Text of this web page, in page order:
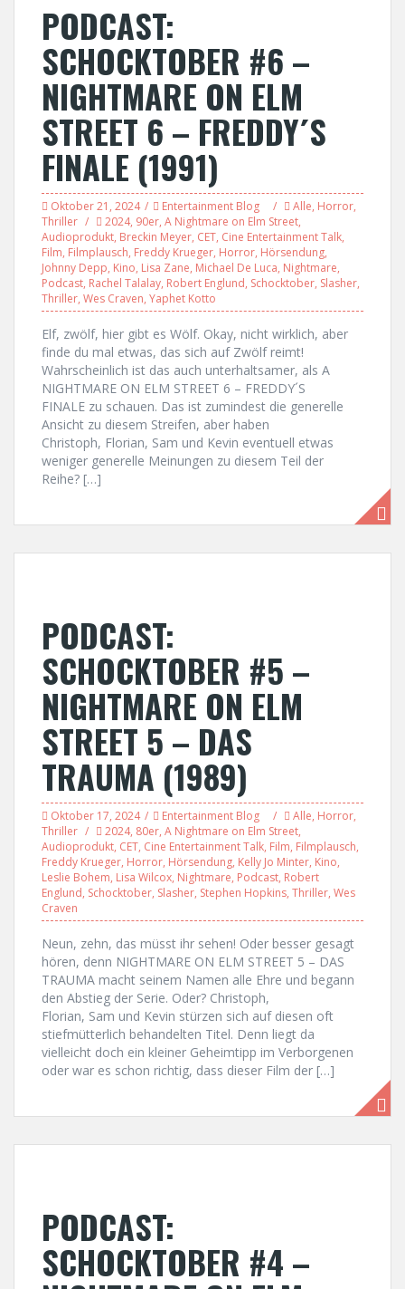
PODCAST:
SCHOCKTOBER #6 –
NIGHTMARE ON ELM
STREET 6 – FREDDY´S
FINALE (1991)
Oktober 21, 2024 Entertainment Blog Alle, Horror,
Thriller
2024, 90er, A Nightmare on Elm Street,
Audioprodukt, Breckin Meyer, CET, Cine Entertainment Talk,
Film, Filmplausch, Freddy Krueger, Horror, Hörsendung,
Johnny Depp, Kino, Lisa Zane, Michael De Luca, Nightmare,
Podcast, Rachel Talalay, Robert Englund, Schocktober, Slasher,
Thriller, Wes Craven, Yaphet Kotto
Elf, zwölf, hier gibt es Wölf. Okay, nicht wirklich, aber
finde du mal etwas, das sich auf Zwölf reimt!
Wahrscheinlich ist das auch unterhaltsamer, als A
NIGHTMARE ON ELM STREET 6 – FREDDY´S
FINALE zu schauen. Das ist zumindest die generelle
Ansicht zu diesem Streifen, aber haben
Christoph, Florian, Sam und Kevin eventuell etwas
weniger generelle Meinungen zu diesem Teil der
Reihe? […]
PODCAST:
SCHOCKTOBER #5 –
NIGHTMARE ON ELM
STREET 5 – DAS
TRAUMA (1989)
Oktober 17, 2024 Entertainment Blog Alle, Horror,
Thriller
2024, 80er, A Nightmare on Elm Street,
Audioprodukt, CET, Cine Entertainment Talk, Film, Filmplausch,
Freddy Krueger, Horror, Hörsendung, Kelly Jo Minter, Kino,
Leslie Bohem, Lisa Wilcox, Nightmare, Podcast, Robert
Englund, Schocktober, Slasher, Stephen Hopkins, Thriller, Wes
Craven
Neun, zehn, das müsst ihr sehen! Oder besser gesagt
hören, denn NIGHTMARE ON ELM STREET 5 – DAS
TRAUMA macht seinem Namen alle Ehre und begann
den Abstieg der Serie. Oder? Christoph,
Florian, Sam und Kevin stürzen sich auf diesen oft
stiefmütterlich behandelten Titel. Denn liegt da
vielleicht doch ein kleiner Geheimtipp im Verborgenen
oder war es schon richtig, dass dieser Film der […]
PODCAST:
SCHOCKTOBER #4 –